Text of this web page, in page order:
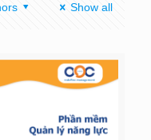
Show all